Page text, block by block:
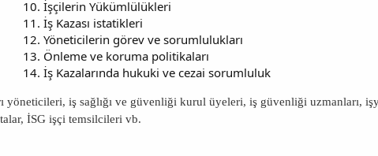
İşçilerin Yükümlülükleri
İş Kazası istatikleri
Yöneticilerin görev ve sorumlulukları
Önleme ve koruma politikaları
İş Kazalarında hukuki ve cezai sorumluluk
yöneticileri, iş sağlığı ve güvenliği kurul üyeleri, iş güvenliği uzmanları,
İSG işçi temsilcileri vb.